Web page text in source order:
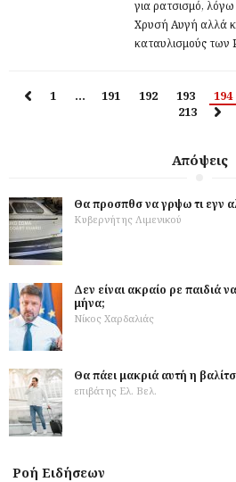
για ρατσισμό,
Χρυσή Αυγή αλλά
καταυλισμούς των
1 … 191 192 193 194
213
Απόψεις
Θα προσπθσ να γρψω τι εγν
Κυβερνήτης Λιμενικού
Δεν είναι ακραίο ρε παιδιά
μήνα;
Νίκος Χαρδαλιάς
Θα πάει μακριά αυτή η
επιβάτης Ελ. Βελ.
Ροή Ειδήσεων